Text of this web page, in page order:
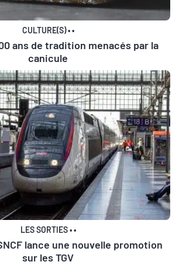
CULTURE(S)••
ans de tradition menacés par la
canicule
LES SORTIES••
lance une nouvelle promotion
sur les TGV